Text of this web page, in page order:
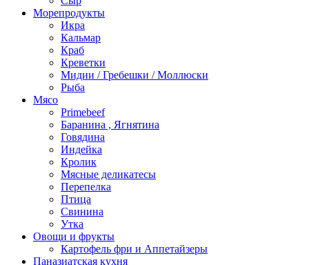
Морепродукты
Икра
Кальмар
Краб
Креветки
Мидии / Гребешки / Моллюски
Рыба
Мясо
Primebeef
Баранина , Ягнятина
Говядина
Индейка
Кролик
Мясные деликатесы
Перепелка
Птица
Свинина
Утка
Овощи и фрукты
Картофель фри и Аппетайзеры
Паназиатская кухня​